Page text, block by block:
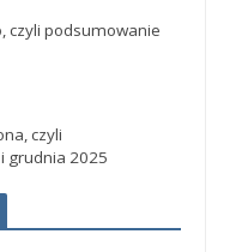
czyli podsumowanie
czyli
grudnia 2025